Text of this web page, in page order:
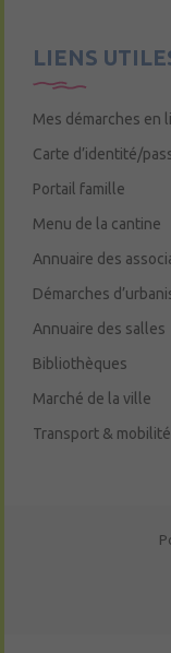
LIENS
Mes démarches en
Carte d’identité/
Portail famille
Menu de la cantine
Annuaire des
Démarches
Annuaire des salles
Bibliothèques
Marché de la ville
Transport & mobilité